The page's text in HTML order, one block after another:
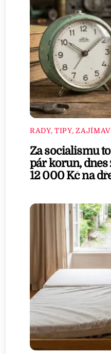
RADY, TIPY,
Za socialismu
pár korun, dnes
12 000 Kč na